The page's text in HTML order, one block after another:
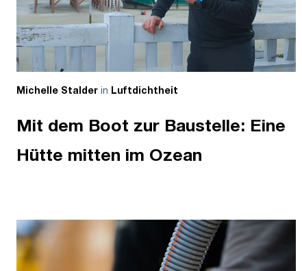
Michelle Stalder in Luftdichtheit
Mit dem Boot zur Baustelle: Eine
Hütte mitten im Ozean